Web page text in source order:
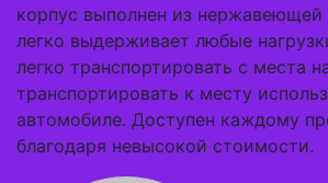
корпус выполнен из нержавеющей
легко выдерживает любые
легко транспортировать с места
транспортировать к месту
автомобиле. Доступен каждому
благодаря невысокой стоимости.